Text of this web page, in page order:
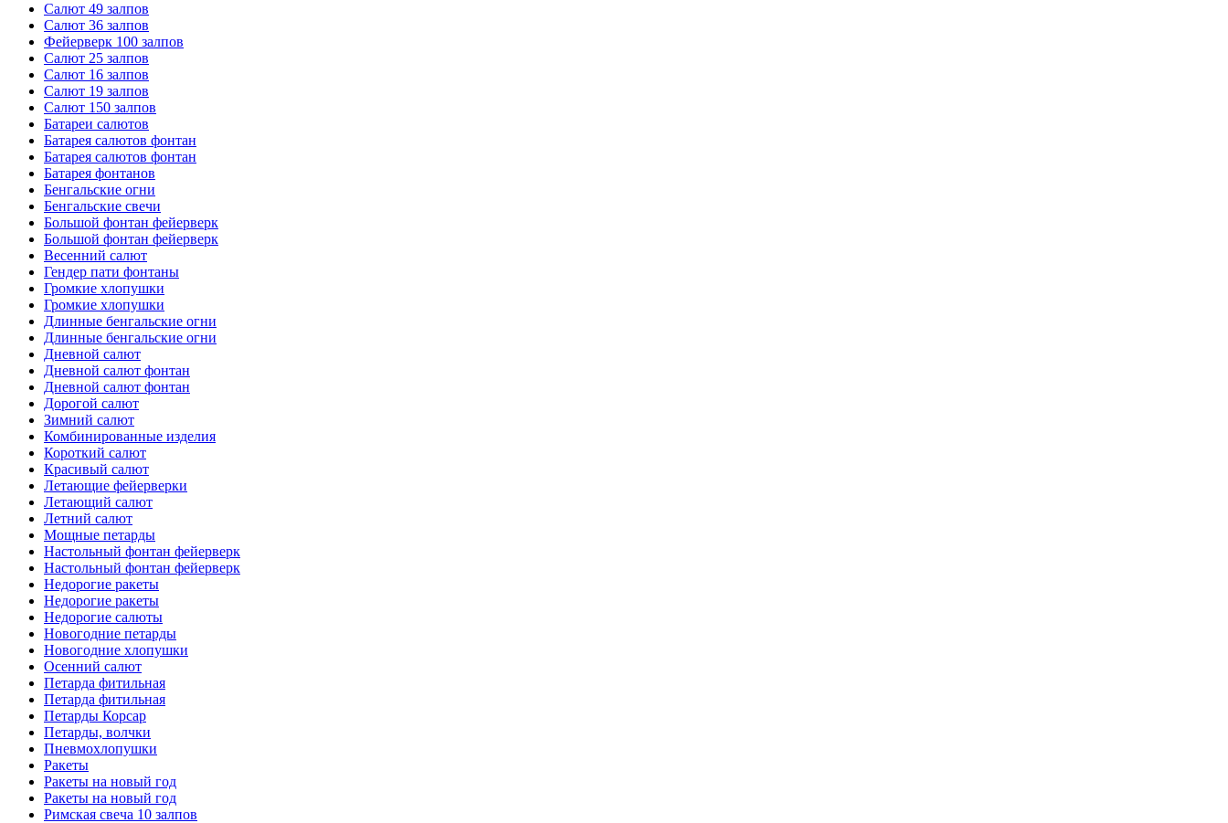
Салют 49 залпов
Салют 36 залпов
Фейерверк 100 залпов
Салют 25 залпов
Салют 16 залпов
Салют 19 залпов
Салют 150 залпов
Батареи салютов
Батарея салютов фонтан
Батарея салютов фонтан
Батарея фонтанов
Бенгальские огни
Бенгальские свечи
Большой фонтан фейерверк
Большой фонтан фейерверк
Весенний салют
Гендер пати фонтаны
Громкие хлопушки
Громкие хлопушки
Длинные бенгальские огни
Длинные бенгальские огни
Дневной салют
Дневной салют фонтан
Дневной салют фонтан
Дорогой салют
Зимний салют
Комбинированные изделия
Короткий салют
Красивый салют
Летающие фейерверки
Летающий салют
Летний салют
Мощные петарды
Настольный фонтан фейерверк
Настольный фонтан фейерверк
Недорогие ракеты
Недорогие ракеты
Недорогие салюты
Новогодние петарды
Новогодние хлопушки
Осенний салют
Петарда фитильная
Петарда фитильная
Петарды Корсар
Петарды, волчки
Пневмохлопушки
Ракеты
Ракеты на новый год
Ракеты на новый год
Римская свеча 10 залпов